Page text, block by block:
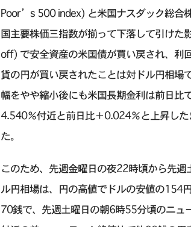
Poor’s 500 index) と米国ナスダック総合
国主要株価三指数が揃って下落して引けた
off) で安全資産の米国債が買い戻され、利
貨の円が買い戻されたことは対ドル円相場
幅をやや縮小後にも米国長期金利は前日比
4.540％付近と前日比＋0.024％と上昇し
た。
このため、先週金曜日の夜22時頃から先
ル円相場は、円の高値でドルの安値の154
70銭で、先週土曜日の朝6時55分頃のニ